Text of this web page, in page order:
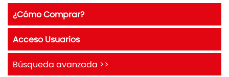
¿Cómo Comprar?
Acceso Usuarios
Búsqueda avanzada >>